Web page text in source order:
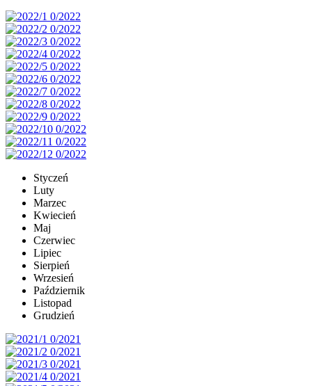
Styczeń
Luty
Marzec
Kwiecień
Maj
Czerwiec
Lipiec
Sierpień
Wrzesień
Październik
Listopad
Grudzień